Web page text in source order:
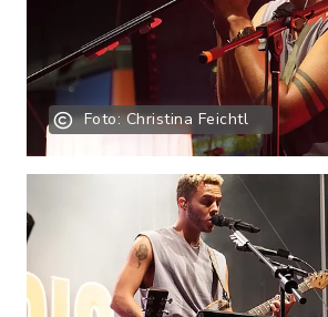
Foto: Christina Feichtl